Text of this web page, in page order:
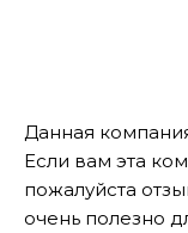
Данная
Если вам эта
пожалуйста
очень полезно